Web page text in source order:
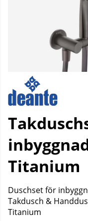
Titanium
Duschset för
Takdusch &
Titanium